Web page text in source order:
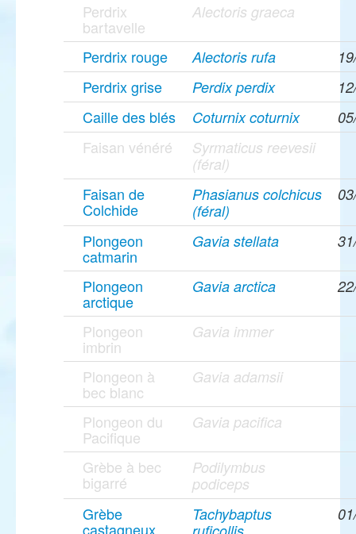
Perdrix
bartavelle
Alectoris graeca
Perdrix rouge Alectoris rufa
Perdrix grise Perdix perdix
Caille des blés Coturnix coturnix
Faisan vénéré
Syrmaticus reevesii
(féral)
Faisan de
Colchide
Phasianus colchicus
(féral)
Plongeon
catmarin
Gavia stellata
Plongeon
arctique
Gavia arctica
Plongeon
imbrin
Gavia immer
Plongeon à
bec blanc
Gavia adamsii
Plongeon du
Pacifique
Gavia pacifica
Grèbe à bec
bigarré
Podilymbus
podiceps
Grèbe
castagneux
Tachybaptus